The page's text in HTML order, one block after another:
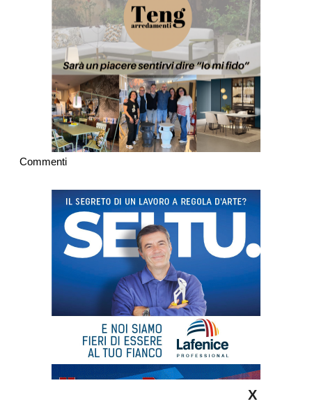
Commenti
X